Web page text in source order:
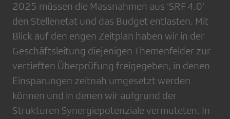
2025 müssen die Massnahmen aus ‘SRF 4.0’
den Stellenetat und das Budget entlasten. Mit
Blick auf den engen Zeitplan haben wir in der
Geschäftsleitung diejenigen Themenfelder zur
vertieften Überprüfung freigegeben, in denen
Einsparungen zeitnah umgesetzt werden
können und in denen wir aufgrund der
Strukturen Synergiepotenziale vermuteten. In